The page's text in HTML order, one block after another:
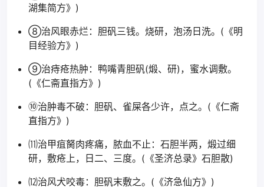
湖集简方》)
⑧治风眼赤烂：胆矾三钱。烧研，泡汤日洗。(《明
目经验方》)
⑨治痔疮热肿：鸭嘴青胆矾(煅、研)，蜜水调敷。
(《仁斋直指方》)
⑩治肿毒不破：胆矾、雀屎各少许，点之。(《仁斋
直指方》)
⑾治甲疽胬肉疼痛，脓血不止：石胆半两，煅过细
研，敷疮上，日二、三度。(《圣济总录》石胆散)
⑿治风犬咬毒：胆矾末敷之。(《济急仙方》)